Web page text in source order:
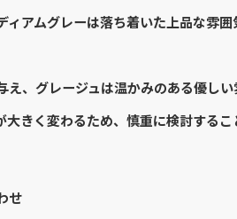
アムグレーは落ち着いた上品な雰
、グレージュは温かみのある優しい
きく変わるため、慎重に検討するこ
せ